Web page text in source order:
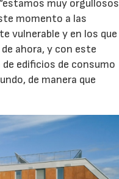
“estamos muy orgullosos
momento a las
vulnerable y en los que
ahora, y con este
edificios de consumo
de manera que